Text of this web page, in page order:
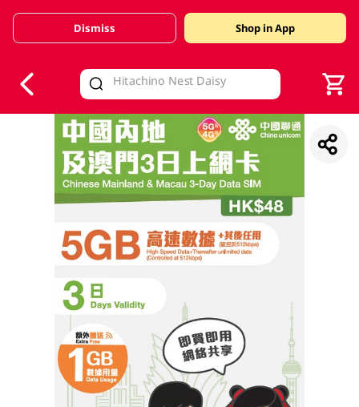
Valid Until 30 June 2026
Dismiss Shop in App